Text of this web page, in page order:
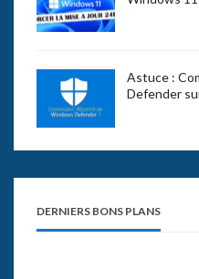
Astuce :
Defender
DERNIERS BONS PLANS